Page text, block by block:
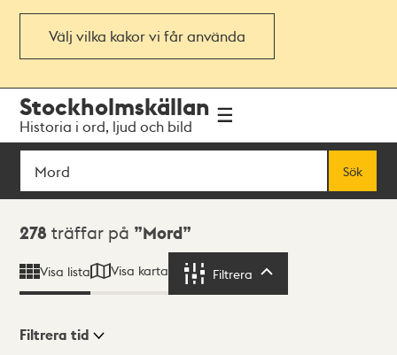
Välj vilka kakor vi får använda
navigationen
huvudinnehållet
Stockholmskällan
Historia i ord, ljud och bild
Sök
Sök
Sökresultat
278 träffar på Mord
Visa lista Visa karta Filtrera
Filtrera tid